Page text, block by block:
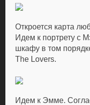
Откроется карта
Идем к портрету с
шкафу в том
The Lovers.
Идем к Эмме.